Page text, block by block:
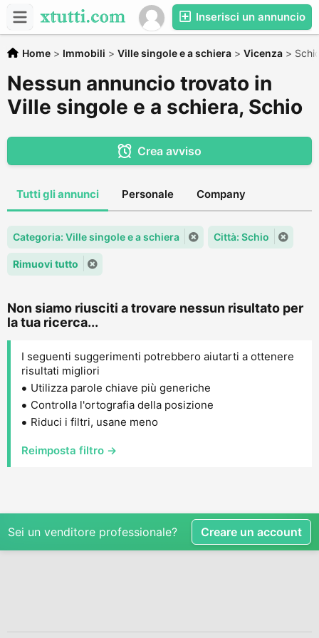
Inserisci un annuncio
Home > Immobili > Ville singole e a schiera > Vicenza >
Nessun annuncio trovato in
Ville singole e a schiera, Schio
Crea avviso
Tutti gli annunci Personale Company
Categoria: Ville singole e a schiera Città: Schio
Rimuovi tutto
Non siamo riusciti a trovare nessun risultato per
la tua ricerca...
I seguenti suggerimenti potrebbero aiutarti a ottenere
risultati migliori
Utilizza parole chiave più generiche
Controlla l'ortografia della posizione
Riduci i filtri, usane meno
Reimposta filtro →
Sei un venditore professionale? Creare un account